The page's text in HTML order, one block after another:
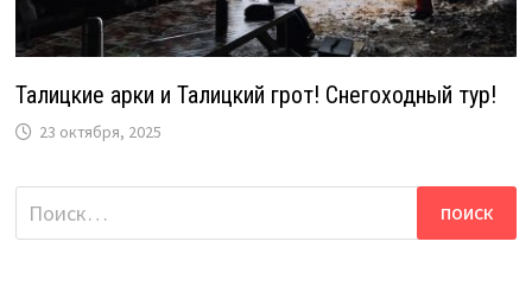
Талицкие арки и Талицкий грот! Снегоходный тур!
23 октября, 2025
Найти: